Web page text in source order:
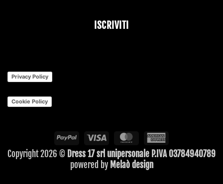
ISCRIVITI
Privacy Policy
Cookie Policy
PayPal Visa MasterCard
Express
Copyright 2026 © Dress 17 srl unipersonale P.IVA 03784940789
powered by Melaò design